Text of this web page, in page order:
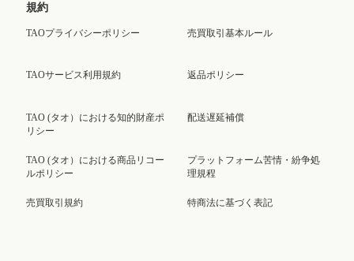
規約
TAOプライバシーポリシー
TAOサービス利用規約
TAO (タオ）における知的財産ポ
リシー
TAO (タオ）における商品リコー
ルポリシー
売買取引規約
売買取引基本ルール
返品ポリシー
配送遅延補償
プラットフォーム苦情・紛争処
理規程
特商法に基づく表記